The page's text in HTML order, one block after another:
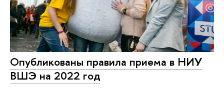
Опубликованы правила приема в НИУ
ВШЭ на 2022 год